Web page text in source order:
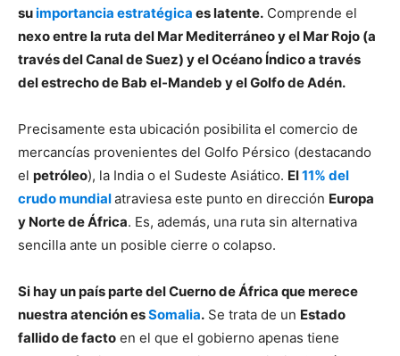
suimportancia estratégica es latente. Comprende el
nexo entre la ruta del Mar Mediterráneo y el Mar Rojo (a
través del Canal de Suez) y el Océano Índico a través
del estrecho de Bab el-Mandeb y el Golfo de Adén.
Precisamente esta ubicación posibilita el comercio de
mercancías provenientes del Golfo Pérsico (destacando
el petróleo), la India o el Sudeste Asiático. El11% del
crudo mundialatraviesa este punto en dirección Europa
y Norte de África. Es, además, una ruta sin alternativa
sencilla ante un posible cierre o colapso.
Si hay un país parte del Cuerno de África que merece
nuestra atención esSomalia. Se trata de un Estado
fallido de facto en el que el gobierno apenas tiene